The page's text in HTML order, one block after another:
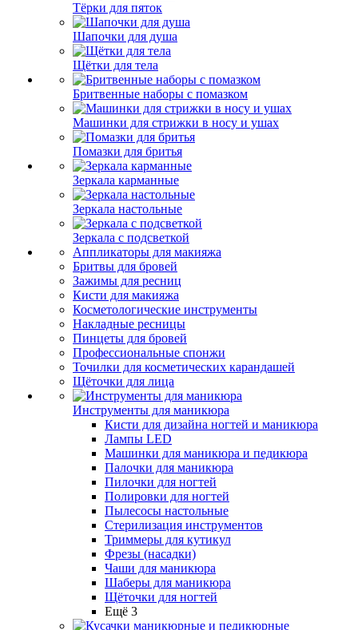
Тёрки для пяток
Шапочки для душа
Щётки для тела
Бритвенные наборы с помазком
Машинки для стрижки в носу и ушах
Помазки для бритья
Зеркала карманные
Зеркала настольные
Зеркала с подсветкой
Аппликаторы для макияжа
Бритвы для бровей
Зажимы для ресниц
Кисти для макияжа
Косметологические инструменты
Накладные ресницы
Пинцеты для бровей
Профессиональные спонжи
Точилки для косметических карандашей
Щёточки для лица
Инструменты для маникюра
Кисти для дизайна ногтей и маникюра
Лампы LED
Машинки для маникюра и педикюра
Палочки для маникюра
Пилочки для ногтей
Полировки для ногтей
Пылесосы настольные
Стерилизация инструментов
Триммеры для кутикул
Фрезы (насадки)
Чаши для маникюра
Шаберы для маникюра
Щёточки для ногтей
Ещё 3